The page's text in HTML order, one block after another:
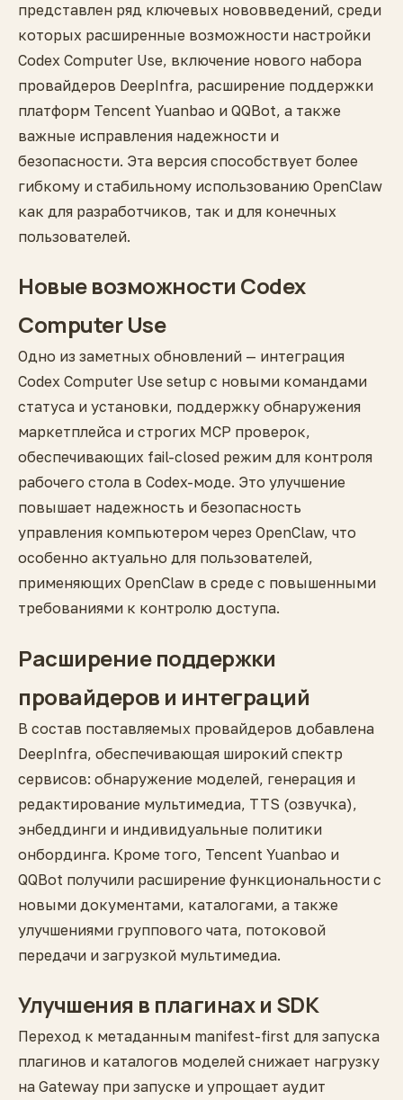
представлен ряд ключевых нововведений, среди
которых расширенные возможности настройки
Codex Computer Use, включение нового набора
провайдеров DeepInfra, расширение поддержки
платформ Tencent Yuanbao и QQBot, а также
важные исправления надежности и
безопасности. Эта версия способствует более
гибкому и стабильному использованию OpenClaw
как для разработчиков, так и для конечных
пользователей.
Новые возможности Codex
Computer Use
Одно из заметных обновлений — интеграция
Codex Computer Use setup с новыми командами
статуса и установки, поддержку обнаружения
маркетплейса и строгих MCP проверок,
обеспечивающих fail-closed режим для контроля
рабочего стола в Codex-моде. Это улучшение
повышает надежность и безопасность
управления компьютером через OpenClaw, что
особенно актуально для пользователей,
применяющих OpenClaw в среде с повышенными
требованиями к контролю доступа.
Расширение поддержки
провайдеров и интеграций
В состав поставляемых провайдеров добавлена
DeepInfra, обеспечивающая широкий спектр
сервисов: обнаружение моделей, генерация и
редактирование мультимедиа, TTS (озвучка),
энбеддинги и индивидуальные политики
онбординга. Кроме того, Tencent Yuanbao и
QQBot получили расширение функциональности с
новыми документами, каталогами, а также
улучшениями группового чата, потоковой
передачи и загрузкой мультимедиа.
Улучшения в плагинах и SDK
Переход к метаданным manifest-first для запуска
плагинов и каталогов моделей снижает нагрузку
на Gateway при запуске и упрощает аудит